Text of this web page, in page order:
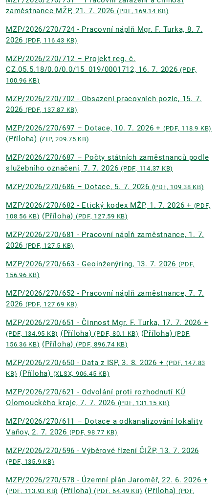
zaměstnance MŽP, 21. 7. 2026 (PDF, 169.14 KB)
MZP/2026/270/724 - Pracovní náplň Mgr. F. Turka, 8. 7.
2026 (PDF, 116.43 KB)
MZP/2026/270/712 – Projekt reg. č.
CZ.05.5.18/0.0/0.0/15_019/0001712, 16. 7. 2026(PDF,
100.96 KB)
MZP/2026/270/702 - Obsazení pracovních pozic, 15. 7.
2026 (PDF, 137.87 KB)
MZP/2026/270/697 – Dotace, 10. 7. 2026 + (PDF, 118.9 KB)
(Příloha) (ZIP, 209.75 KB)
MZP/2026/270/687 – Počty státních zaměstnanců podle
služebního označení, 7. 7. 2026 (PDF, 114.37 KB)
MZP/2026/270/686 – Dotace, 5. 7. 2026 (PDF, 109.38 KB)
MZP/2026/270/682 - Etický kodex MŽP, 1. 7. 2026 + (PDF,
108.56 KB) (Příloha) (PDF, 127.59 KB)
MZP/2026/270/681 - Pracovní náplň zaměstnance, 1. 7.
2026 (PDF, 127.5 KB)
MZP/2026/270/663 - Geoinženýring, 13. 7. 2026 (PDF,
156.96 KB)
MZP/2026/270/652 - Pracovní náplň zaměstnance, 7. 7.
2026 (PDF, 127.69 KB)
MZP/2026/270/651 - Činnost Mgr. F. Turka, 17. 7. 2026 +
(PDF, 134.95 KB) (Příloha)(PDF, 80.1 KB) (Příloha) (PDF,
156.36 KB) (Příloha) (PDF, 896.74 KB)
MZP/2026/270/650 - Data z ISP, 3. 8. 2026 + (PDF, 147.83
KB) (Příloha) (XLSX, 906.45 KB)
MZP/2026/270/621 - Odvolání proti rozhodnutí KÚ
Olomouckého kraje, 7. 7. 2026 (PDF, 131.15 KB)
MZP/2026/270/611 – Dotace a odkanalizování lokality
Vaňov, 2. 7. 2026 (PDF, 98.77 KB)
MZP/2026/270/596 - Výběrové řízení ČIŽP, 13. 7. 2026
(PDF, 135.9 KB)
MZP/2026/270/578 - Územní plán Jaroměř, 22. 6. 2026 +
(PDF, 113.93 KB) (Příloha)(PDF, 64.49 KB) (Příloha) (PDF,